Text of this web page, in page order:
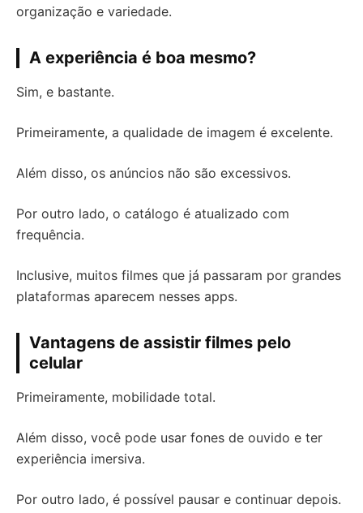
organização e variedade.
A experiência é boa mesmo?
Sim, e bastante.
Primeiramente, a qualidade de imagem é excelente.
Além disso, os anúncios não são excessivos.
Por outro lado, o catálogo é atualizado com
frequência.
Inclusive, muitos filmes que já passaram por grandes
plataformas aparecem nesses apps.
Vantagens de assistir filmes pelo
celular
Primeiramente, mobilidade total.
Além disso, você pode usar fones de ouvido e ter
experiência imersiva.
Por outro lado, é possível pausar e continuar depois.